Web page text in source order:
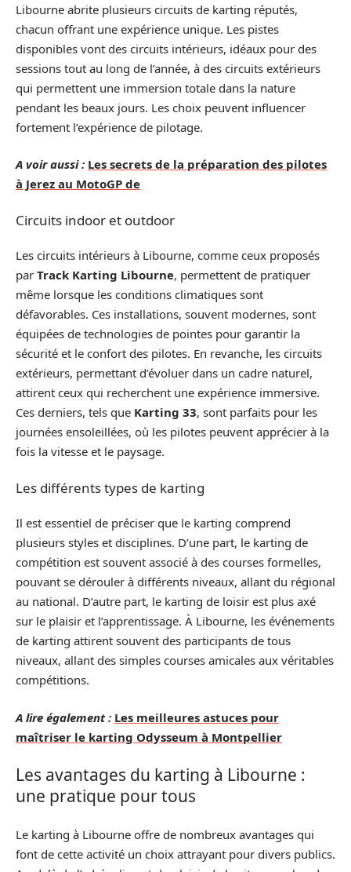
Libourne abrite plusieurs circuits de karting réputés,
chacun offrant une expérience unique. Les pistes
disponibles vont des circuits intérieurs, idéaux pour des
sessions tout au long de l’année, à des circuits extérieurs
qui permettent une immersion totale dans la nature
pendant les beaux jours. Les choix peuvent influencer
fortement l’expérience de pilotage.
A voir aussi : Les secrets de la préparation des pilotes
à Jerez au MotoGP de
Circuits indoor et outdoor
Les circuits intérieurs à Libourne, comme ceux proposés
par Track Karting Libourne, permettent de pratiquer
même lorsque les conditions climatiques sont
défavorables. Ces installations, souvent modernes, sont
équipées de technologies de pointes pour garantir la
sécurité et le confort des pilotes. En revanche, les circuits
extérieurs, permettant d’évoluer dans un cadre naturel,
attirent ceux qui recherchent une expérience immersive.
Ces derniers, tels que Karting 33, sont parfaits pour les
journées ensoleillées, où les pilotes peuvent apprécier à la
fois la vitesse et le paysage.
Les différents types de karting
Il est essentiel de préciser que le karting comprend
plusieurs styles et disciplines. D’une part, le karting de
compétition est souvent associé à des courses formelles,
pouvant se dérouler à différents niveaux, allant du régional
au national. D’autre part, le karting de loisir est plus axé
sur le plaisir et l’apprentissage. À Libourne, les événements
de karting attirent souvent des participants de tous
niveaux, allant des simples courses amicales aux véritables
compétitions.
A lire également : Les meilleures astuces pour
maîtriser le karting Odysseum à Montpellier
Les avantages du karting à Libourne :
une pratique pour tous
Le karting à Libourne offre de nombreux avantages qui
font de cette activité un choix attrayant pour divers publics.